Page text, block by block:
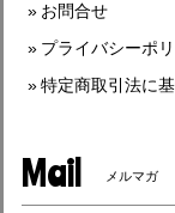
お問合せ
プライバシーポ
特定商取引法に
Mail メルマガ